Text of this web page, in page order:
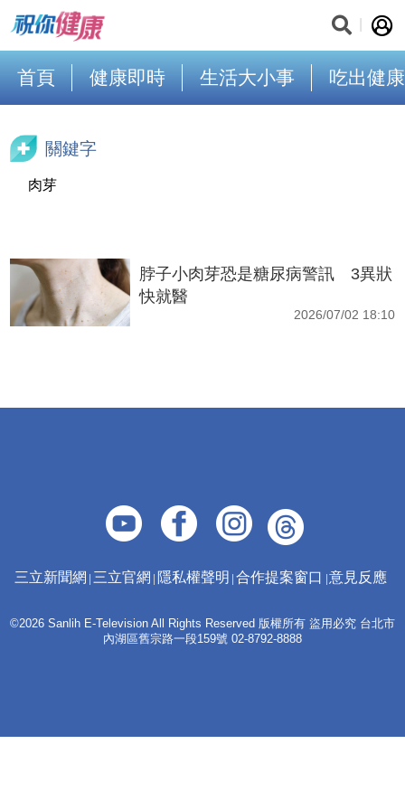
首頁 健康即時 生活大小事 吃出健康
關鍵字
肉芽
脖子小肉芽恐是糖尿病警訊 3異狀
快就醫
2026/07/02 18:10
三立新聞網 三立官網 隱私權聲明 合作提案窗口 意見反應
©2026 Sanlih E-Television All Rights Reserved 版權所有 盜用必究 台北市
內湖區舊宗路一段159號 02-8792-8888